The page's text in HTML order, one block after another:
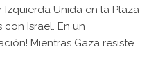
Unida en la Plaza
Israel. En un
Mientras Gaza resiste